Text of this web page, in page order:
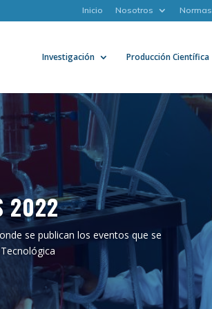
Inicio Nosotros Normas
Investigación Producción Científica
2022
se publican los eventos que se